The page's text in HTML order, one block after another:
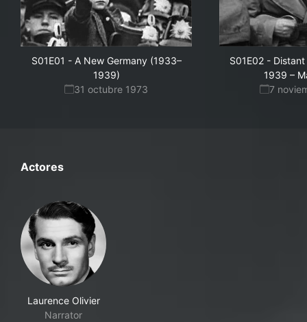
S01E01 - A New Germany (1933–
1939)
31 octubre 1973
S01E02-
1939 –
7
Actores
Laurence Olivier
Narrator